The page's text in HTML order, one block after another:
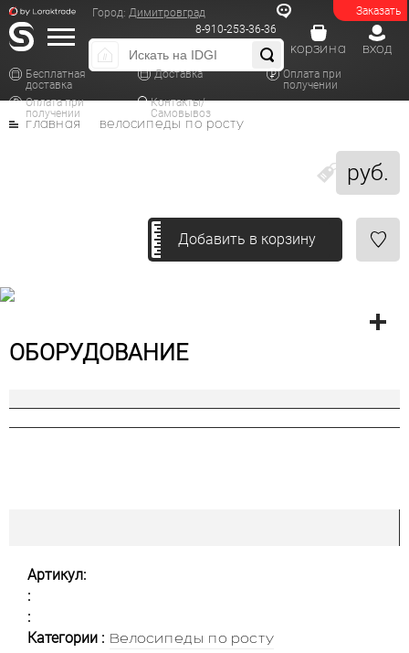
Заказать
Город: Димитровград
8-910-253-36-36
Бесплатная
доставка
Доставка
Оплата при
получении
Оплата при
получении
Контакты/
Самовывоз
вход
корзина
руб.
главная велосипеды по росту
Добавить в корзину
ОБОРУДОВАНИЕ
Артикул:
:
:
Категории : Велосипеды по росту